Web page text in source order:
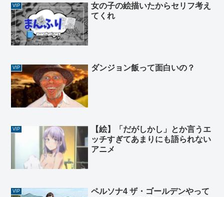
VIP
女の子の絵描いたからセリフ考え
てくれ
VIP ダンジョン飯って面白いの？
VIP
【絵】「だがしかし」とか言うエ
ッチすぎてあまりにも語られない
アニメ
VIP
ペルソナ4 ザ・ゴールデンやって